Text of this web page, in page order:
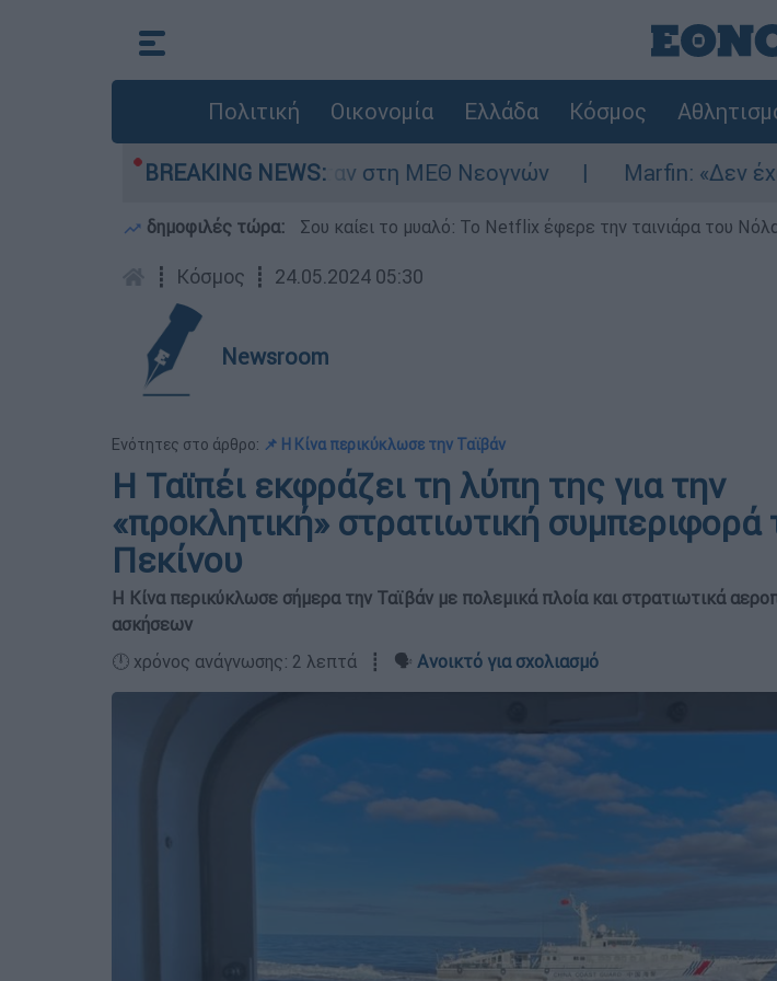
Πολιτική Οικονομία Ελλάδα Κόσμος
BREAKING NEWS:
8 ημερών - Νοσηλευόταν στη ΜΕΘ Νεογνών Marfin: «Δεν έχω καμία
δημοφιλές τώρα: Σου καίει το μυαλό: Το Netflix έφερε την ταινιάρα του
┋ Κόσμος ┋ 24.05.2024 05:30
Newsroom
Ενότητες στο άρθρο: 📌 Η Κίνα περικύκλωσε την Ταϊβάν
Η Ταϊπέι εκφράζει τη λύπη της για την
«προκλητική» στρατιωτική συμπεριφορά
Πεκίνου
Η Κίνα περικύκλωσε σήμερα την Ταϊβάν με πολεμικά πλοία και στρατιωτικά
ασκήσεων
🕛 χρόνος ανάγνωσης: 2 λεπτά ┋ 🗣️ Ανοικτό για σχολιασμό